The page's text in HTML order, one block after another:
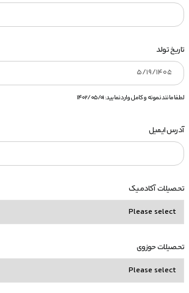
تاریخ تولد
لطفا مانند نمونه و کامل وارد نمایید: ۱۴۰۲/۰۵/۰۱
آدرس ایمیل
تحصیلات آکادمیک
تحصیلات حوزوی